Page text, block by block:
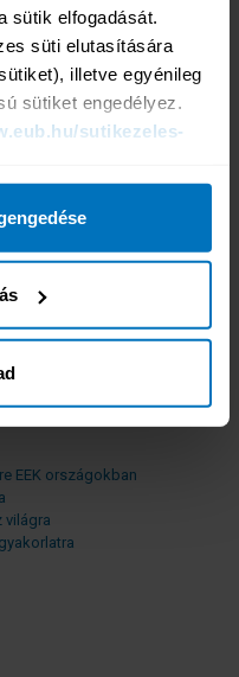
sütik elfogadását.
süti elutasítására
illetve egyénileg
sütiket engedélyez.
sutikezeles-
EEK országokban
világra